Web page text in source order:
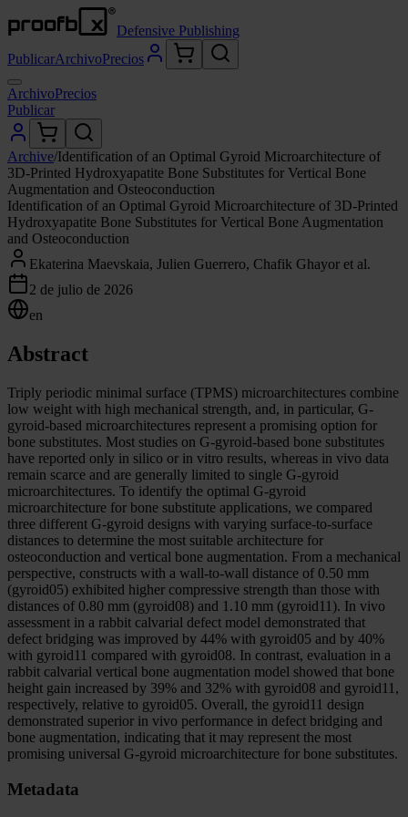
Defensive Publishing
PublicarArchivoPrecios
ArchivoPrecios
Publicar
Archive/Identification of an Optimal Gyroid Microarchitecture of
3D-Printed Hydroxyapatite Bone Substitutes for Vertical Bone
Augmentation and Osteoconduction
Identification of an Optimal Gyroid Microarchitecture of 3D-Printed
Hydroxyapatite Bone Substitutes for Vertical Bone Augmentation
and Osteoconduction
Ekaterina Maevskaia, Julien Guerrero, Chafik Ghayor et al.
2 de julio de 2026
en
Abstract
Triply periodic minimal surface (TPMS) microarchitectures combine
low weight with high mechanical strength, and, in particular, G-
gyroid-based microarchitectures represent a promising option for
bone substitutes. Most studies on G-gyroid-based bone substitutes
have reported only in silico or in vitro results, whereas in vivo data
remain scarce and are generally limited to single G-gyroid
microarchitectures. To identify the optimal G-gyroid
microarchitecture for bone substitute applications, we compared
three different G-gyroid designs with varying surface-to-surface
distances to determine the most suitable architecture for
osteoconduction and vertical bone augmentation. From a mechanical
perspective, constructs with a wall-to-wall distance of 0.50 mm
(gyroid05) exhibited higher compressive strength than those with
distances of 0.80 mm (gyroid08) and 1.10 mm (gyroid11). In vivo
assessment in a rabbit calvarial defect model demonstrated that
defect bridging was improved by 44% with gyroid05 and by 40%
with gyroid11 compared with gyroid08. In contrast, evaluation in a
rabbit calvarial vertical bone augmentation model showed that bone
height gain increased by 39% and 32% with gyroid08 and gyroid11,
respectively, relative to gyroid05. Overall, the gyroid11 design
demonstrated superior in vivo performance in defect bridging and
bone augmentation, indicating that it may represent the most
promising universal G-gyroid microarchitecture for bone substitutes.
Metadata